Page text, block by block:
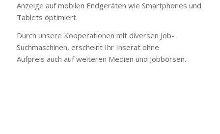
Anzeige auf mobilen Endgeräten wie Smartphones und
Tablets optimiert.
Durch unsere Kooperationen mit diversen Job-
Suchmaschinen, erscheint Ihr Inserat ohne
Aufpreis auch auf weiteren Medien und Jobbörsen.